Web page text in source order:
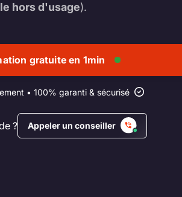
hors d'usage).
gratuite en 1min
• 100% garanti & sécurisé
? Appeler un conseiller